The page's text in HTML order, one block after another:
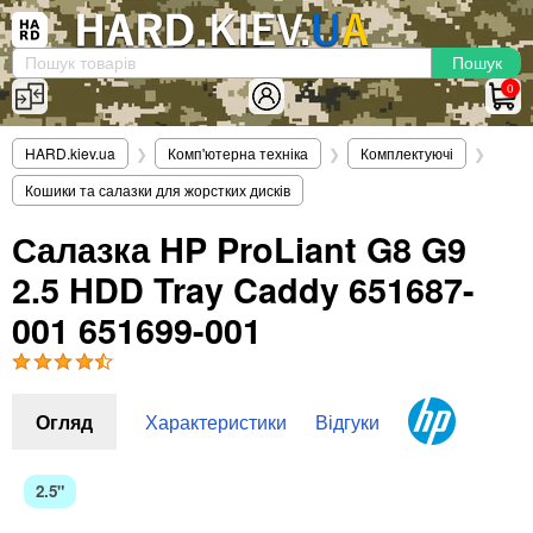
0
Вхід|Реєстрація×
(097)-938-03-73 Telegram WhatsApp
HARD.KIEV.UA
Послуги
Повернення / Обмін
Комп'ютери
Моноблоки
Персональні комп'ютери
Процесори (CPU)
Оперативна пам'ять
HARD.kiev.ua ❯ Комп'ютерна техніка ❯ Комплектуючі
❯
Кошики та салазки для жорстких дисків
Салазка HP ProLiant G8 G9
2.5 HDD Tray Caddy 651687-
001 651699-001
Огляд Характеристики Відгуки
2.5"